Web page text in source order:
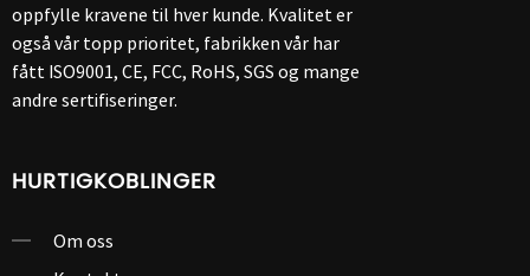
oppfylle kravene til hver kunde. Kvalitet er
også vår topp prioritet, fabrikken vår har
fått ISO9001, CE, FCC, RoHS, SGS og mange
andre sertifiseringer.
HURTIGKOBLINGER
Om oss